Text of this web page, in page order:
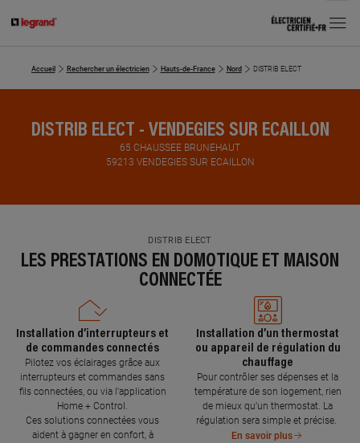
MENU
Accueil Rechercher un électricien Hauts-de-France Nord DISTRIB ELECT
DISTRIB ELECT - VENDEGIES SUR ECAILLON
65 CHAUSSEE BRUNEHAUT
59213 VENDEGIES SUR ECAILLON
DISTRIB ELECT
LES PRESTATIONS EN DOMOTIQUE ET MAISON
CONNECTÉE
Installation d’interrupteurs et
de commandes connectés
Pilotez vos éclairages grâce aux
interrupteurs et commandes sans
fils connectées, ou via l'application
Home + Control.
Ces solutions connectées vous
aident à gagner en confort, à
Installation d’un thermostat
ou appareil de régulation du
chauffage
Pour contrôler ses dépenses et la
température de son logement, rien
de mieux qu’un thermostat. La
régulation sera simple et précise.
En savoir plus